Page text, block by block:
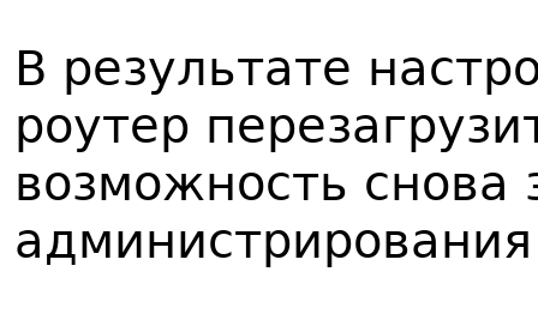
В результате
роутер
возможность снова
администрирования